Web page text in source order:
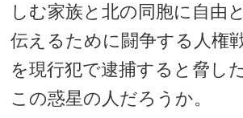
しむ家族と北の同胞に自由
伝えるために闘争する人権
を現行犯で逮捕すると脅し
この惑星の人だろうか。